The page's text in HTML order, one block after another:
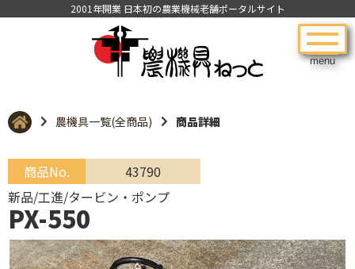
menu
2001年開業 日本初の農業機械老舗ポータルサイト
農機具一覧(全商品) 商品詳細
商品No.
43790
新品/工進/タービン・ポンプ
PX-550